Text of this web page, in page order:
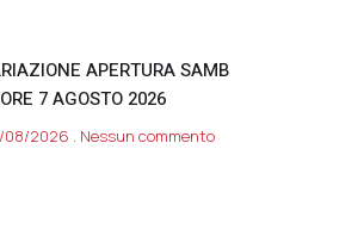
APERTURA SAMB
7 AGOSTO 2026
08/2026 Nessun commento